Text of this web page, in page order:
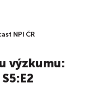
NPI ČR
výzkumu: